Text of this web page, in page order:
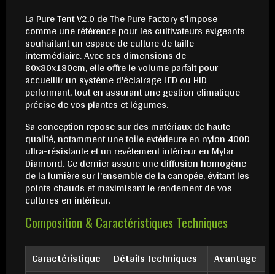
La Pure Tent V2.0 de The Pure Factory s'impose
comme une référence pour les cultivateurs exigeants
souhaitant un espace de culture de taille
intermédiaire. Avec ses dimensions de
80x80x180cm, elle offre le volume parfait pour
accueillir un système d'éclairage LED ou HID
performant, tout en assurant une gestion climatique
précise de vos plantes et légumes.
Sa conception repose sur des matériaux de haute
qualité, notamment une toile extérieure en nylon 400D
ultra-résistante et un revêtement intérieur en Mylar
Diamond. Ce dernier assure une diffusion homogène
de la lumière sur l'ensemble de la canopée, évitant les
points chauds et maximisant le rendement de vos
cultures en intérieur.
Composition & Caractéristiques Techniques
Caractéristique Détails Techniques Avantage